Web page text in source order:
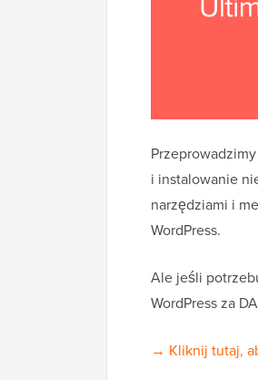
i instalowanie
narzędziami i
WordPress.
Ale jeśli
WordPress za
→ Kliknij tutaj,